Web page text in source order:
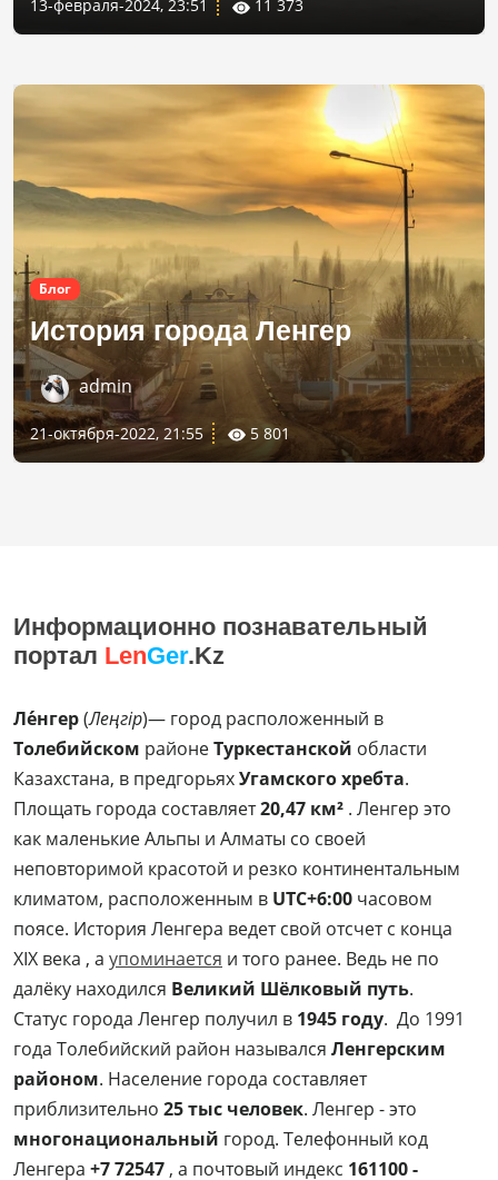
13-февраля-2024, 23:51 11 373
Блог
История города Ленгер
admin
21-октября-2022, 21:55 5 801
Информационно познавательный
портал LenGer.Kz
Ле́нгер(Леңгір)— город расположенный в
Толебийском районеТуркестанской области
Казахстана, в предгорьяхУгамского хребта.
Площать города составляет20,47 км² . Ленгер это
как маленькие Альпы и Алматы со своей
неповторимой красотой и резко континентальным
климатом, расположенным в UTC+6:00 часовом
поясе. История Ленгера ведет свой отсчет с конца
XIX века , а упоминается и того ранее. Ведь не по
далёку находился Великий Шёлковый путь.
Статус города Ленгер получил в 1945 году. До 1991
года Толебийский район назывался Ленгерским
районом. Население города составляет
приблизительно 25 тыс человек. Ленгер - это
многонациональный город. Телефонный код
Ленгера +7 72547 , а почтовый индекс 161100 -